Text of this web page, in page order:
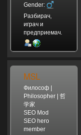
Gender:
Разбирач,
играч и
предприемач.
MSL
Философ |
Philosopher | 哲
学家
SEO Mod
SEO hero
member